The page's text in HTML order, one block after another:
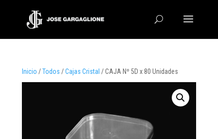
Inicio /Todos /Cajas Cristal / CAJA Nº 5D x 80 Unidades